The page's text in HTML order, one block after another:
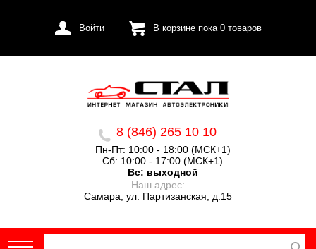
Войти В корзине пока 0товаров
8 (846) 265 10 10
Пн-Пт: 10:00 - 18:00 (МСК+1)
Сб: 10:00 - 17:00 (МСК+1)
Вс: выходной
Наш адрес:
Самара, ул. Партизанская, д.15